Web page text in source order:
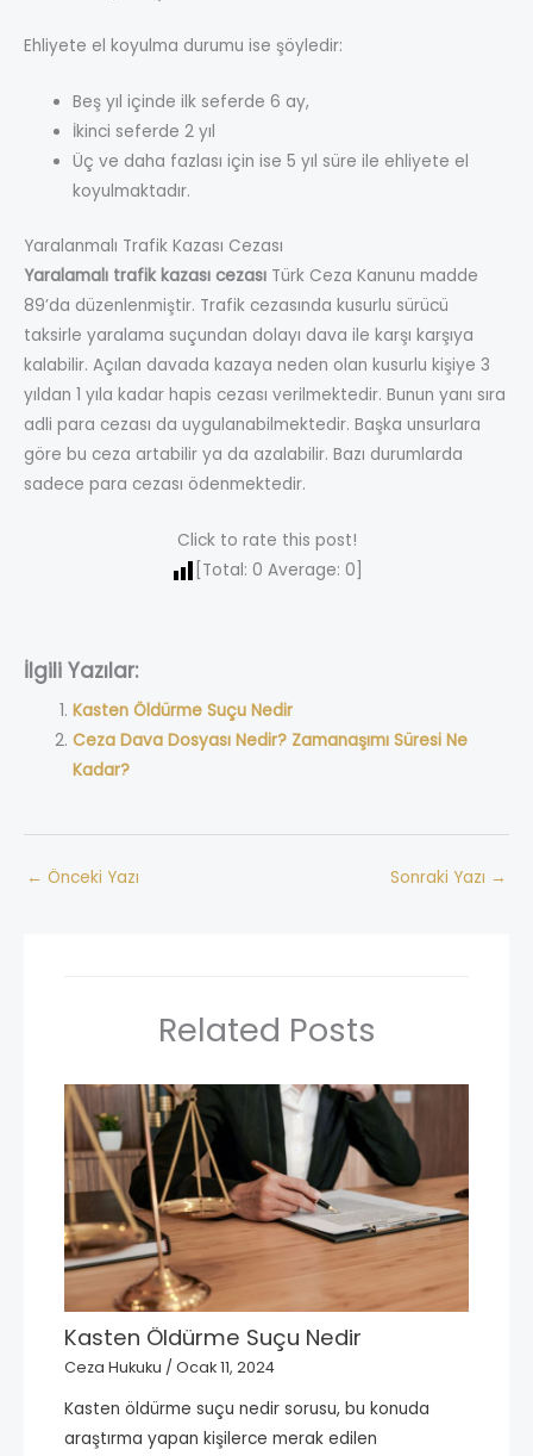
Ehliyete el koyulma durumu ise şöyledir:
Beş yıl içinde ilk seferde 6 ay,
İkinci seferde 2 yıl
Üç ve daha fazlası için ise 5 yıl süre ile ehliyete el
koyulmaktadır.
Yaralanmalı Trafik Kazası Cezası
Yaralamalı trafik kazası cezası Türk Ceza Kanunu madde
89’da düzenlenmiştir. Trafik cezasında kusurlu sürücü
taksirle yaralama suçundan dolayı dava ile karşı karşıya
kalabilir. Açılan davada kazaya neden olan kusurlu kişiye 3
yıldan 1 yıla kadar hapis cezası verilmektedir. Bunun yanı sıra
adli para cezası da uygulanabilmektedir. Başka unsurlara
göre bu ceza artabilir ya da azalabilir. Bazı durumlarda
sadece para cezası ödenmektedir.
Click to rate this post!
[Total: 0 Average: 0
İlgili Yazılar:
Kasten Öldürme Suçu Nedir
Ceza Dava Dosyası Nedir? Zamanaşımı Süresi Ne
Kadar?
← Önceki Yazı Sonraki Yazı →
Related Posts
Kasten Öldürme Suçu Nedir
Ceza Hukuku /Ocak 11, 2024
Kasten öldürme suçu nedir sorusu, bu konuda
araştırma yapan kişilerce merak edilen